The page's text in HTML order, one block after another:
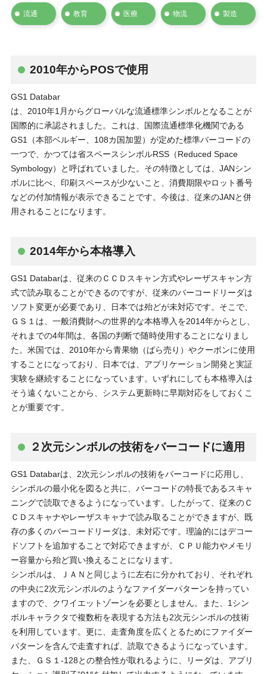
流通 教育 医療 物流 製造
2010年からPOSで使用
GS1 Databar
は、2010年1月からグローバルな流通標準シンボルとなることが
国際的に承認されました。これは、国際流通標準化機関である
GS1（本部ベルギー、108カ国加盟）が定めた標準バーコードの
一つで、かつては省スペースシンボルRSS（Reduced Space
Symbology）と呼ばれていました。その特徴としては、JANシン
ボルに比べ、印刷スペースが少ないこと、消費期限やロット番号
などの付加情報が表示できることです。今後は、従来のJANと併
用されることになります。
2014年から本格導入
GS1 Databarは、従来のＣＣＤスキャン方式やレーザスキャン方
式で読み取ることができるのですが、従来のバーコードリーダは
ソフト変更が必要であり、日本では殆どが未対応です。そこで、
ＧＳ１は、一般消費財への世界的な本格導入を2014年からとし、
それまでの4年間は、各国の判断で随時使用することになりまし
た。米国では、2010年から青果物（ばら売り）やクーポンに使用
することになっており、日本では、アプリケーション開発と実証
実験を継続することになっています。いずれにしても本格導入は
そう遠くないことから、システム更新時に早期対応をしておくこ
とが重要です。
２次元シンボルの技術をバーコードに適用
GS1 Databarは、2次元シンボルの技術をバーコードに応用し、
シンボルの最小化を図ると共に、バーコードの特長であるスキャ
ニングで読取できるようになっています。したがって、従来のＣ
ＣＤスキャナやレーザスキャナで読み取ることができますが、既
存の多くのバーコードリーダは、未対応です。理論的にはデコー
ドソフトを追加することで対応できますが、ＣＰＵ能力やメモリ
ー容量から殆ど買い換えることになります。
シンボルは、ＪＡＮと同じように左右に分かれており、それぞれ
の中央に2次元シンボルのようなファイダーパターンを持ってい
ますので、クワイエットゾーンを必要としません。また、1シン
ボルキャラクタで複数桁を表現する方法も2次元シンボルの技術
を利用しています。更に、走査角度を広くとるためにファイダー
パターンを含んで走査すれば、読取できるようになっています。
また、ＧＳ１-128との整合性が取れるように、リーダは、アプリ